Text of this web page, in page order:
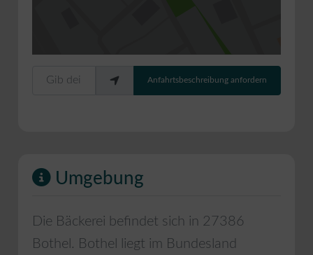
Gib deinen Standort ein.
Anfahrtsbeschreibung anfordern
Umgebung
Die Bäckerei befindet sich in 27386
Bothel . Bothel liegt im Bundesland